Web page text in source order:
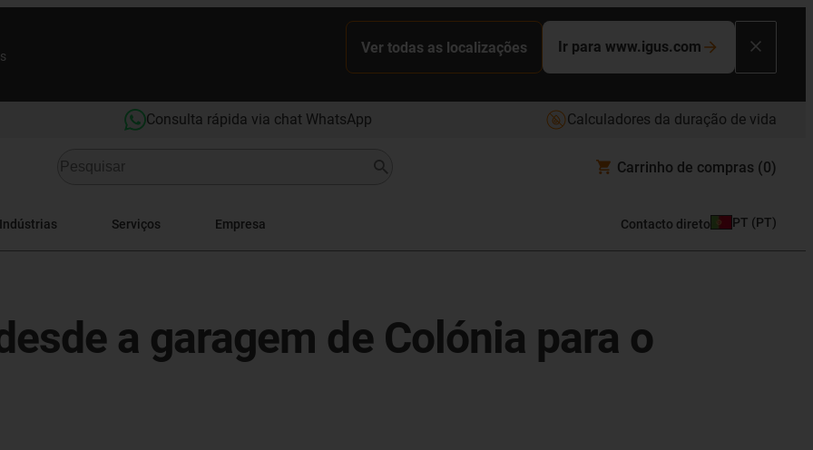
Ver todas as localizações Ir para www.igus.com
Consulta rápida via chat WhatsApp Calculadores da duração de vida
Carrinho de compras (0)
Indústrias Serviços Empresa Contacto direto PT (PT)
a garagem de Colónia para o